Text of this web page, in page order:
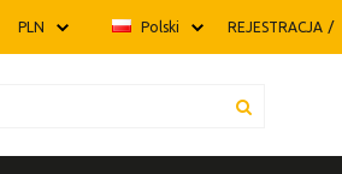
REJESTRACJA
PLN Polski